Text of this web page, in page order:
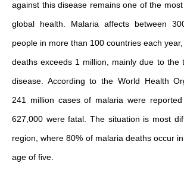
against this disease remains one of the
global health. Malaria affects between
people in more than 100 countries each
deaths exceeds 1 million, mainly due to the
disease. According to the World Health
241 million cases of malaria were
627,000 were fatal. The situation is most
region, where 80% of malaria deaths occur
age of five.